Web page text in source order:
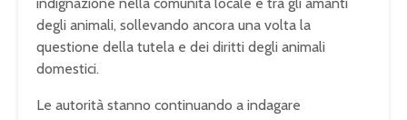
indignazione nella comunità locale e tra gli amanti
degli animali, sollevando ancora una volta la
questione della tutela e dei diritti degli animali
domestici.
Le autorità stanno continuando a indagare